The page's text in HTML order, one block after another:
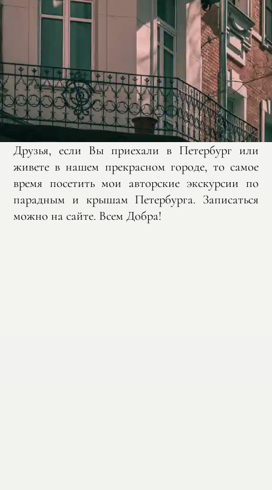
Друзья, если Вы приехали в Петербург или
живете в нашем прекрасном городе, то самое
время посетить мои авторские экскурсии по
парадным и крышам Петербурга. Записаться
можно на сайте. Всем Добра!